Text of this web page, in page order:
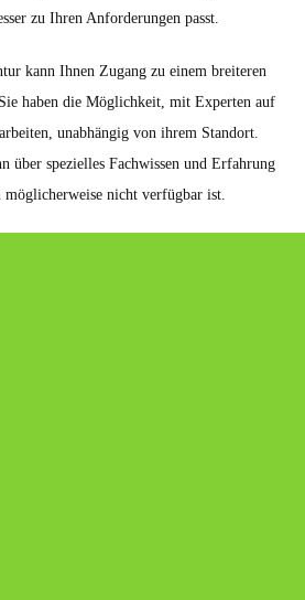
zu Ihren Anforderungen passt.
kann Ihnen Zugang zu einem breiteren
haben die Möglichkeit, mit Experten auf
unabhängig von ihrem Standort.
über spezielles Fachwissen und Erfahrung
möglicherweise nicht verfügbar ist.